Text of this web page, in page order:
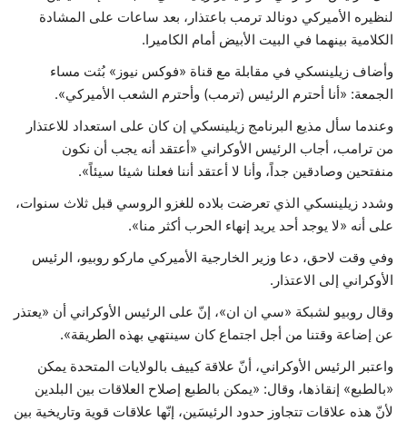
لنظيره الأميركي دونالد ترمب باعتذار، بعد ساعات على المشادة
الكلامية بينهما في البيت الأبيض أمام الكاميرا.
وأضاف زيلينسكي في مقابلة مع قناة «فوكس نيوز» بُثت مساء
الجمعة: «أنا أحترم الرئيس (ترمب) وأحترم الشعب الأميركي».
وعندما سأل مذيع البرنامج زيلينسكي إن كان على استعداد للاعتذار
من ترامب، أجاب الرئيس الأوكراني «أعتقد أنه يجب أن نكون
منفتحين وصادقين جداً، وأنا لا أعتقد أننا فعلنا شيئا سيئاً».
وشدد زيلينسكي الذي تعرضت بلاده للغزو الروسي قبل ثلاث سنوات،
على أنه «لا يوجد أحد يريد إنهاء الحرب أكثر منا».
وفي وقت لاحق، دعا وزير الخارجية الأميركي ماركو روبيو، الرئيس
الأوكراني إلى الاعتذار.
وقال روبيو لشبكة «سي ان ان»، إنّ على الرئيس الأوكراني أن «يعتذر
عن إضاعة وقتنا من أجل اجتماع كان سينتهي بهذه الطريقة».
واعتبر الرئيس الأوكراني، أنّ علاقة كييف بالولايات المتحدة يمكن
«بالطبع» إنقاذها، وقال: «يمكن بالطبع إصلاح العلاقات بين البلدين
لأنّ هذه علاقات تتجاوز حدود الرئيسَين، إنّها علاقات قوية وتاريخية بين